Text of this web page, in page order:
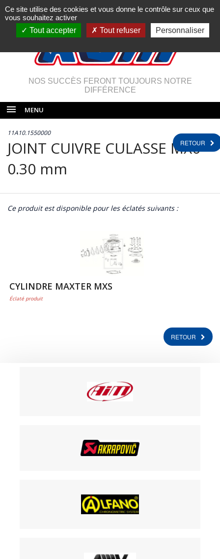
NOS SUCCÈS FERONT TOUJOURS NOTRE
DIFFÉRENCE
MENU
RETOUR
11A10.1550000
JOINT CUIVRE CULASSE MX0
0.30 mm
Ce produit est disponible pour les éclatés suivants :
CYLINDRE MAXTER MXS
Éclaté produit
RETOUR
Ce site utilise des cookies et vous donne le contrôle sur ceux que
vous souhaitez activer
Tout accepter
Tout refuser Personnaliser